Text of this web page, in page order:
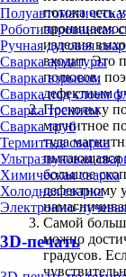
Роботизированная
Ручная дуговая
Сварка арматуры
Сварка взрывом
Сварка под слоем
Сварка трением
Сварка труб
Термитная сварка
Ультразвуковая
Химическая сварка
Холодная сварка
Электронно-
3D-печать
потока есть
изделия
входит. Это
полюсов,
дефектным
Поскольку
магнитное
туда
пытающаяся
большое
дефектному
Самой
можно
градусов.